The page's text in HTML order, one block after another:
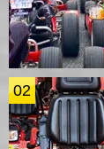
02